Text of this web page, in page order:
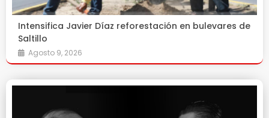
Intensifica Javier Díaz reforestación en bulevares de
Saltillo
Agosto 9, 2026